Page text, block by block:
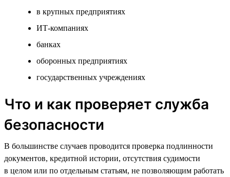
в крупных предприятиях
ИТ-компаниях
банках
оборонных предприятиях
государственных учреждениях
Что и как проверяет служба
безопасности
В большинстве случаев проводится проверка подлинности
документов, кредитной истории, отсутствия судимости
в целом или по отдельным статьям, не позволяющим работать